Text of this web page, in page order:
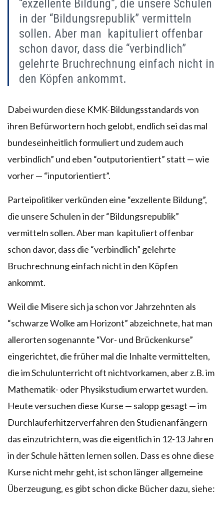
“exzellente Bildung”, die unsere Schulen
in der “Bildungsrepublik” vermitteln
sollen. Aber man kapituliert offenbar
schon davor, dass die “verbindlich”
gelehrte Bruchrechnung einfach nicht in
den Köpfen ankommt.
Dabei wurden diese KMK-Bildungsstandards von
ihren Befürwortern hoch gelobt, endlich sei das mal
bundeseinheitlich formuliert und zudem auch
verbindlich” und eben “outputorientiert” statt — wie
vorher — “inputorientiert”.
Parteipolitiker verkünden eine “exzellente Bildung”,
die unsere Schulen in der “Bildungsrepublik”
vermitteln sollen. Aber man kapituliert offenbar
schon davor, dass die “verbindlich” gelehrte
Bruchrechnung einfach nicht in den Köpfen
ankommt.
Weil die Misere sich ja schon vor Jahrzehnten als
“schwarze Wolke am Horizont” abzeichnete, hat man
allerorten sogenannte “Vor- und Brückenkurse”
eingerichtet, die früher mal die Inhalte vermittelten,
die im Schulunterricht oft nichtvorkamen, aber z.B. im
Mathematik- oder Physikstudium erwartet wurden.
Heute versuchen diese Kurse — salopp gesagt — im
Durchlauferhitzerverfahren den Studienanfängern
das einzutrichtern, was die eigentlich in 12-13 Jahren
in der Schule hätten lernen sollen. Dass es ohne diese
Kurse nicht mehr geht, ist schon länger allgemeine
Überzeugung, es gibt schon dicke Bücher dazu, siehe: